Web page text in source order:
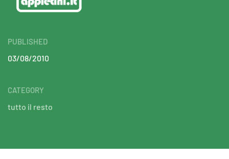
PUBLISHED
03/08/2010
CATEGORY
tutto il resto